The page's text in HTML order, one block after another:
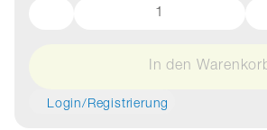
In den
Login/Registrierung